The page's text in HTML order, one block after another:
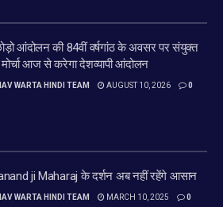
आंदोलन की 84वीं वर्षगांठ के अवसर पर संयुक्त
आज से करेगा देशव्यापी आंदोलन
WARTA HINDI TEAM AUGUST 10, 2026 0
ji Maharaj के दर्शन अब नहीं रहेंगे आसान
WARTA HINDI TEAM MARCH 10, 2025 0